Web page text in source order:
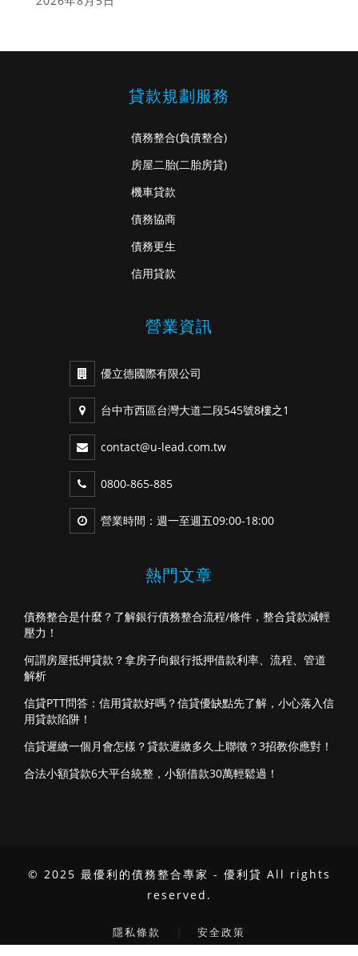
貸款規劃服務
債務整合(負債整合)
房屋二胎(二胎房貸)
機車貸款
債務協商
債務更生
信用貸款
營業資訊
優立德國際有限公司
台中市西區台灣大道二段545號8樓之1
contact@u-lead.com.tw
0800-865-885
營業時間：週一至週五09:00-18:00
熱門文章
債務整合是什麼？了解銀行債務整合流程/條件，整合貸款減輕
壓力！
何謂房屋抵押貸款？拿房子向銀行抵押借款利率、流程、管道
解析
信貸PTT問答：信用貸款好嗎？信貸優缺點先了解，小心落入信
用貸款陷阱！
信貸遲繳一個月會怎樣？貸款遲繳多久上聯徵？3招教你應對！
合法小額貸款6大平台統整，小額借款30萬輕鬆過！
© 2025 最優利的債務整合專家 - 優利貸 All rights
reserved.
隱私條款 安全政策